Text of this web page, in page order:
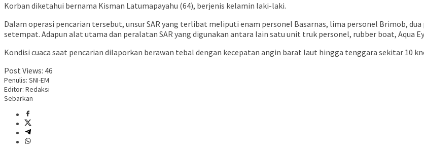
Korban diketahui bernama Kisman Latumapayahu (64), berjenis kelamin laki-laki.
Dalam operasi pencarian tersebut, unsur SAR yang terlibat meliputi enam personel Basarnas, lima personel Brimob,
setempat. Adapun alat utama dan peralatan SAR yang digunakan antara lain satu unit truk personel, rubber boat, Aqua
Kondisi cuaca saat pencarian dilaporkan berawan tebal dengan kecepatan angin barat laut hingga tenggara sekitar 10
Post Views: 46
Penulis: SNI-EM
Editor: Redaksi
Sebarkan